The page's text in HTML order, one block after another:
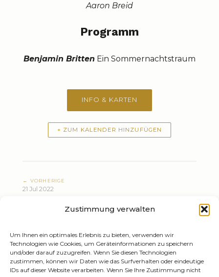
Zustimmung verwalten
Um Ihnen ein optimales Erlebnis zu bieten, verwenden wir
Technologien wie Cookies, um Geräteinformationen zu speichern
und/oder darauf zuzugreifen. Wenn Sie diesen Technologien
zustimmen, können wir Daten wie das Surfverhalten oder eindeutige
IDs auf dieser Website verarbeiten. Wenn Sie Ihre Zustimmung nicht
Aaron Breid
Programm
Benjamin Britten Ein Sommernachtstraum
INFO & KARTEN
+ ZUM KALENDER HINZUFÜGEN
← VORHERIGE
21 Jul 2022